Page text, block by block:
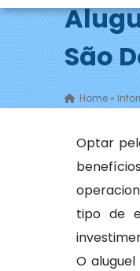
São
Home »
Optar
tipo de
O